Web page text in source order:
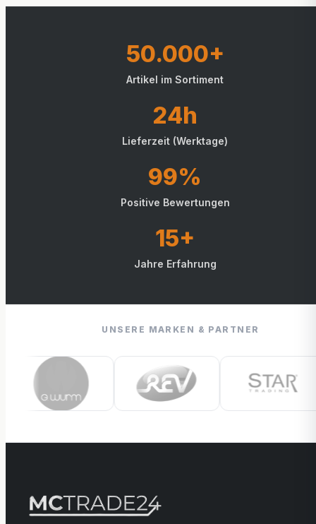
50.000+
Artikel im Sortiment
24h
Lieferzeit (Werktage)
99%
Positive Bewertungen
15+
Jahre Erfahrung
UNSERE MARKEN & PARTNER